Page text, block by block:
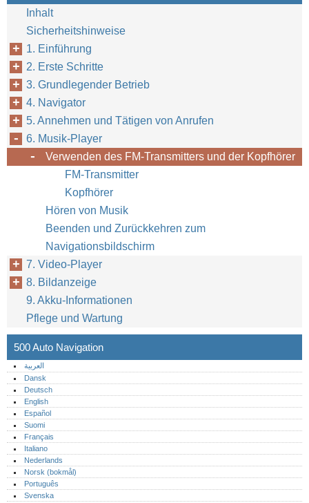
Inhalt
Sicherheitshinweise
1. Einführung
2. Erste Schritte
3. Grundlegender Betrieb
4. Navigator
5. Annehmen und Tätigen von Anrufen
6. Musik-Player
Verwenden des FM-Transmitters und der Kopfhörer
FM-Transmitter
Kopfhörer
Hören von Musik
Beenden und Zurückkehren zum
Navigationsbildschirm
7. Video-Player
8. Bildanzeige
9. Akku-Informationen
Pflege und Wartung
500 Auto Navigation
العربية
Dansk
Deutsch
English
Español
Suomi
Français
Italiano
Nederlands
Norsk (bokmål)‎
Português‎
Svenska